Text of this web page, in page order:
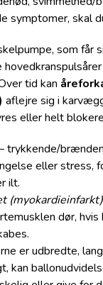
symptomer, skal
som får
tid kan
aflejre sig i
eller helt
trykkende/
eller stress,
ilt.
(myokardieinfarkt)
dør,
er udbredte,
kan